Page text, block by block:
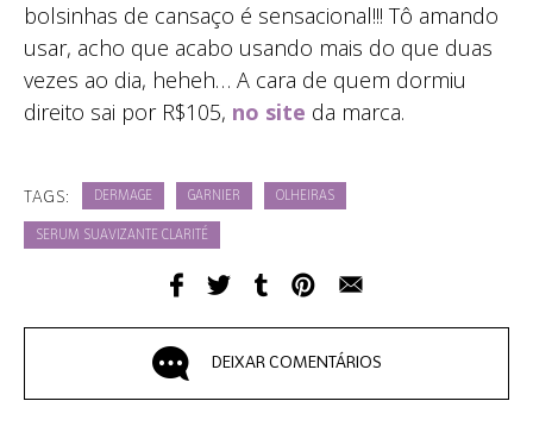
bolsinhas de cansaço é sensacional!!! Tô amando
usar, acho que acabo usando mais do que duas
vezes ao dia, heheh… A cara de quem dormiu
direito sai por R$105, no site da marca.
TAGS: DERMAGE GARNIER OLHEIRAS
SERUM SUAVIZANTE CLARITÉ
DEIXAR COMENTÁRIOS